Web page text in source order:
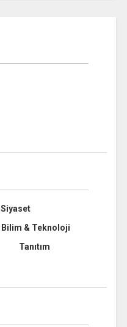
Siyaset
Bilim & Teknoloji
Tanıtım